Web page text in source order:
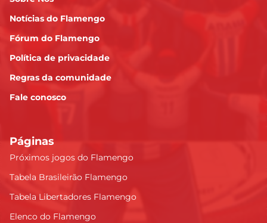
Notícias do Flamengo
Fórum do Flamengo
Política de privacidade
Regras da comunidade
Fale conosco
Páginas
Próximos jogos do Flamengo
Tabela Brasileirão Flamengo
Tabela Libertadores Flamengo
Elenco do Flamengo